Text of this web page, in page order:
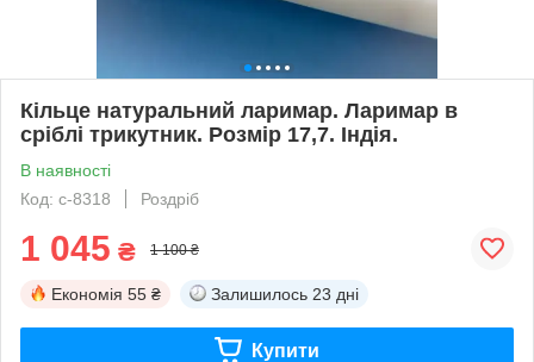
Кільце натуральний ларимар. Ларимар в
сріблі трикутник. Розмір 17,7. Індія.
В наявності
Код: с-8318
Роздріб
1 045 ₴ 1 100 ₴
Економія 55 ₴ Залишилось 23 дні
Купити